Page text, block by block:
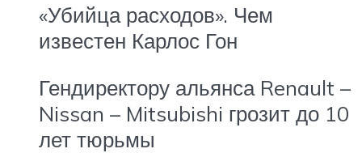
«Убийца расходов». Чем
известен Карлос Гон
Гендиректору альянса Renault –
Nissan – Mitsubishi грозит до 10
лет тюрьмы